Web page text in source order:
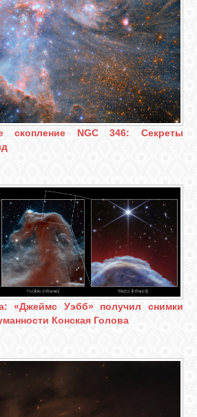
скопление NGC 346: Секреты
«Джеймс Уэбб» получил снимки
Конская Голова